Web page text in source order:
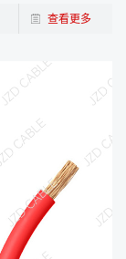
业建筑布线还
查看更多